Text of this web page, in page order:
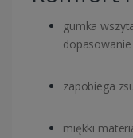
gumka
zapobiega
miękki